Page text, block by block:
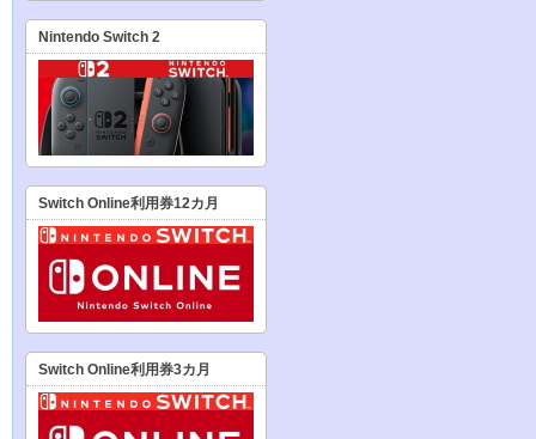
Nintendo Switch 2
Switch Online利用券12カ月
Switch Online利用券3カ月